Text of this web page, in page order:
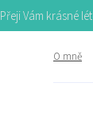
Přeji Vám krásné
O mně